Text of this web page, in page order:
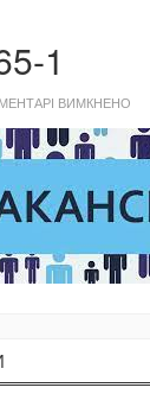
1
ВИМКНЕНО
1